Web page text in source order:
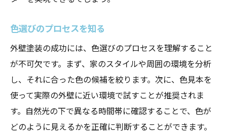
色選びのプロセスを知る
外壁塗装の成功には、色選びのプロセスを理解すること
が不可欠です。まず、家のスタイルや周囲の環境を分析
し、それに合った色の候補を絞ります。次に、色見本を
使って実際の外壁に近い環境で試すことが推奨されま
す。自然光の下で異なる時間帯に確認することで、色が
どのように見えるかを正確に判断することができます。